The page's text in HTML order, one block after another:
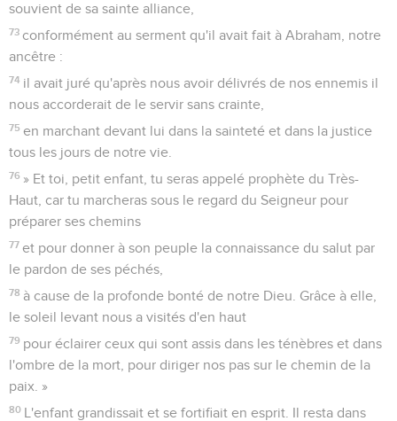
souvient de sa sainte alliance,
73 conformément au serment qu'il avait fait à Abraham, notre
ancêtre :
74 il avait juré qu'après nous avoir délivrés de nos ennemis il
nous accorderait de le servir sans crainte,
75 en marchant devant lui dans la sainteté et dans la justice
tous les jours de notre vie.
76 » Et toi, petit enfant, tu seras appelé prophète du Très-
Haut, car tu marcheras sous le regard du Seigneur pour
préparer ses chemins
77 et pour donner à son peuple la connaissance du salut par
le pardon de ses péchés,
78 à cause de la profonde bonté de notre Dieu. Grâce à elle,
le soleil levant nous a visités d'en haut
79 pour éclairer ceux qui sont assis dans les ténèbres et dans
l'ombre de la mort, pour diriger nos pas sur le chemin de la
paix. »
80 L'enfant grandissait et se fortifiait en esprit. Il resta dans